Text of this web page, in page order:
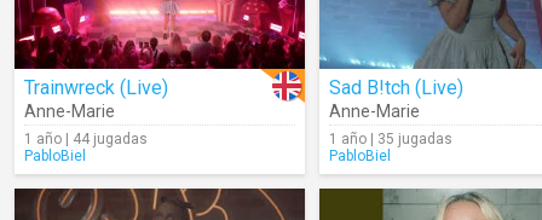
Trainwreck (Live)
Anne-Marie
1 año | 44 jugadas
PabloBiel
Sad B!tch (Live)
Anne-Marie
1 año | 35 jugadas
PabloBiel